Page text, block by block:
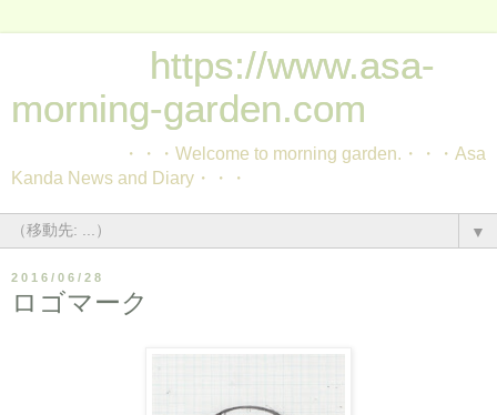
https://www.asa-
morning-garden.com
・・・Welcome to morning garden.・・・Asa
Kanda News and Diary・・・
▼
2016/06/28
ロゴマーク